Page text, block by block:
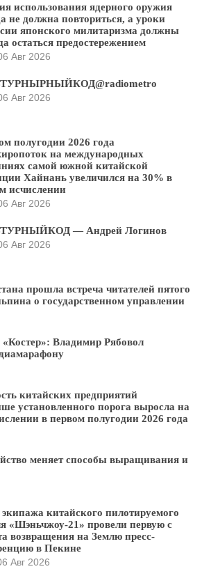
использования ядерного оружия
не должна повториться, а уроки
японского милитаризма должны
остаться предостережением
Авг 2026
Авг 2026
полугодии 2026 года
на международных
самой южной китайской
Хайнань увеличился на 30% в
исчислении
Авг 2026
— Андрей Логинов
Авг 2026
прошла встреча читателей пятого
о государственном управлении
Владимир Рябовол
китайских предприятий
установленного порога выросла на
в первом полугодии 2026 года
меняет способы выращивания и
китайского пилотируемого
«Шэньчжоу-21» провели первую с
возвращения на Землю пресс-
в Пекине
Авг 2026